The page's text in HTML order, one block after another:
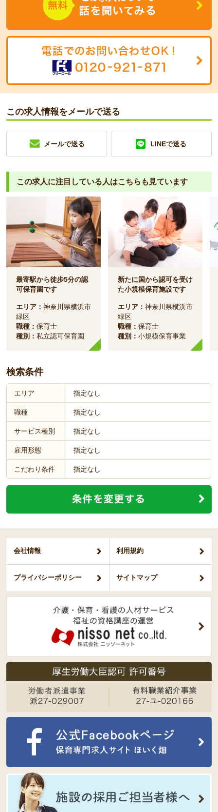
この求人情報をメールで送る
メールで送る LINEで送る
この求人に注目している人はこちらも見ています
最寄駅から徒歩5分の認
可保育園です
エリア：神奈川県横浜市
緑区
職種：保育士
種別：私立認可保育園
新たに国から認可を受け
た小規模保育施設です
エリア：神奈川県横浜市
緑区
職種：保育士
種別：小規模保育事業
検索条件
エリア 指定なし
職種 指定なし
サービス種別 指定なし
雇用形態 指定なし
こだわり条件 指定なし
会社情報 利用規約
プライバシーポリシー サイトマップ